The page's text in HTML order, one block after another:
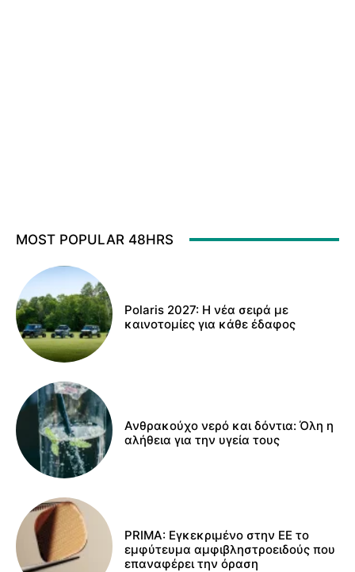
MOST POPULAR 48HRS
Polaris 2027: Η νέα σειρά με
καινοτομίες για κάθε έδαφος
Ανθρακούχο νερό και δόντια: Όλη η
αλήθεια για την υγεία τους
PRIMA: Εγκεκριμένο στην ΕΕ το
εμφύτευμα αμφιβληστροειδούς που
επαναφέρει την όραση